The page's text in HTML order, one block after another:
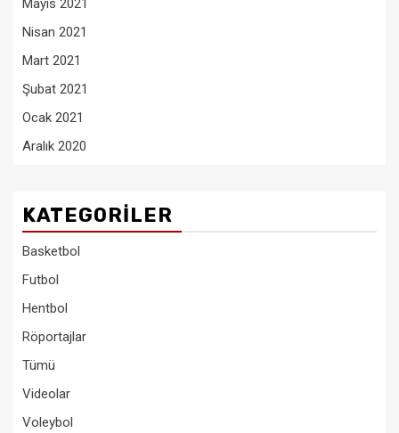
Mayıs 2021
Nisan 2021
Mart 2021
Şubat 2021
Ocak 2021
Aralık 2020
KATEGORILER
Basketbol
Futbol
Hentbol
Röportajlar
Tümü
Videolar
Voleybol